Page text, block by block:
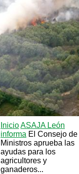
InicioASAJA León
informa El Consejo de
Ministros aprueba las
ayudas para los
agricultores y
ganaderos...